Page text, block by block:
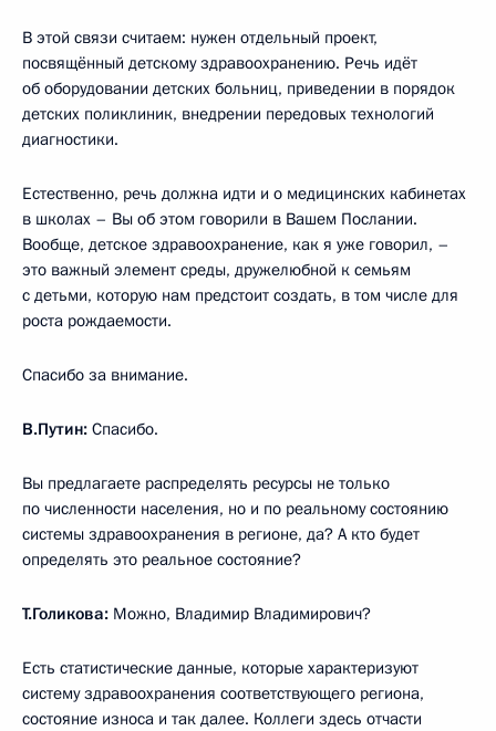
В этой связи считаем: нужен отдельный проект,
посвящённый детскому здравоохранению. Речь идёт
об оборудовании детских больниц, приведении в порядок
детских поликлиник, внедрении передовых технологий
диагностики.
Естественно, речь должна идти и о медицинских кабинетах
в школах – Вы об этом говорили в Вашем Послании.
Вообще, детское здравоохранение, как я уже говорил, –
это важный элемент среды, дружелюбной к семьям
с детьми, которую нам предстоит создать, в том числе для
роста рождаемости.
Спасибо за внимание.
В.Путин: Спасибо.
Вы предлагаете распределять ресурсы не только
по численности населения, но и по реальному состоянию
системы здравоохранения в регионе, да? А кто будет
определять это реальное состояние?
Т.Голикова: Можно, Владимир Владимирович?
Есть статистические данные, которые характеризуют
систему здравоохранения соответствующего региона,
состояние износа и так далее. Коллеги здесь отчасти